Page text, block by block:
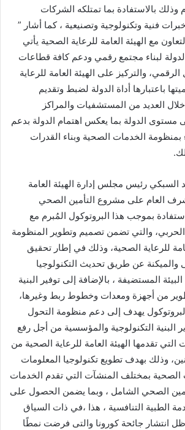
وذلك بالاستفادة بما تمتلكه الشركات
فنية وتكنولوجية وتصنيعية ، كما أشار ”
مع الهيئة العامة للرعاية الصحية يأتي
لبناء مجتمع رقمي ودعم كافة قطاعات
الرقمي، والتركيز على الهيئة العامة للرعاية
باعتبارها أداة الدولة لضبط وتقديم
العديد من المستشفيات والمراكز
مستوى الدولة بما يعكس اهتمام الدولة بدعم
بمنظومة الخدمات الصحية وبناء القدرات
السبكي رئيس مجلس إدارة الهيئة العامة
العام على مشروع التأمين الصحي
بموجب هذا البروتوكول المُبرم مع
الحربي، والتي تضمن تصميم وتطوير المنظومة
للرعاية الصحية، وذلك في إطار تحقيق
والميكنة عن طريق تحديث التكنولوجيا
المستضيفة ، بالإضافة إلى توفير البنية
من أجهزة ومعدات وخطوط ربط وغيرها،
يهدف إلى دعم منظومة التحول
البنية التكنولوجية والمؤسسية من أجل رفع
تقدمها الهيئة العامة للرعاية الصحية من
وذلك بهدف تطويع تكنولوجيا المعلومات
الصحية بمختلف المنشآت التي تقدم الخدمات
الصحي الشامل ، وبما يضمن الحصول على
الطبية التنافسية ، هذا ،في ذات السياق
انتشار جائحة كورونا والتى فرضت نمطًا